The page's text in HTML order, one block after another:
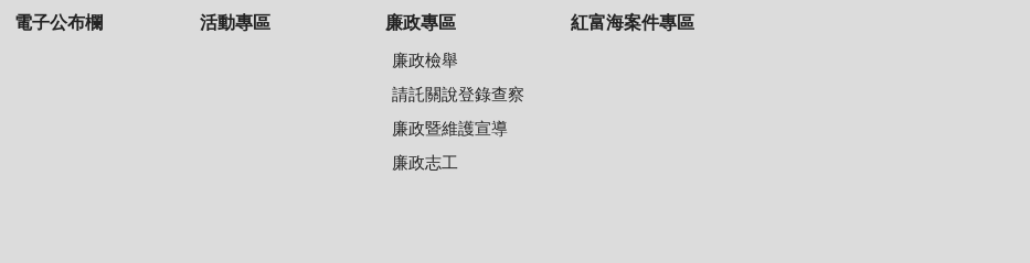
電子公布欄 活動專區 廉政專區
廉政檢舉
請託關說登錄查察
廉政暨維護宣導
廉政志工
紅富海案件專區